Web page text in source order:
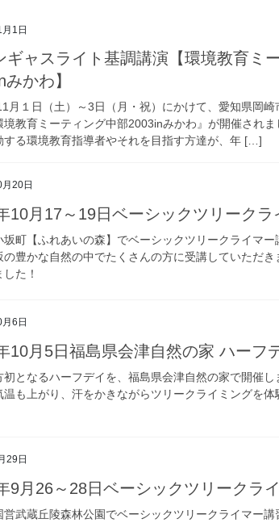
1日
ギャスライト基調講演【環境教育ミ
かわ】
月１日（土）～3日（月・祝）にかけて、愛知県岡崎
境教育ミーティング中部2003inみかわ』が開催され
する環境教育指導者やそれを目指す方達が、年 […]
20日
10月17～19日ベーシックツリークラ
坂町【ふれあいの森】でベーシックツリークライマ
の豊かな自然の中でたくさんの方に受講していただ
た！
6日
10月5日福島県会津自然の家 ハーフ
初となるハーフデイを、福島県会津自然の家で開催
温も上がり、汗をかきながらツリークライミングを体
29日
9月26～28日ベーシックツリークラ
営武蔵丘陵森林公園でベーシックツリークライマー